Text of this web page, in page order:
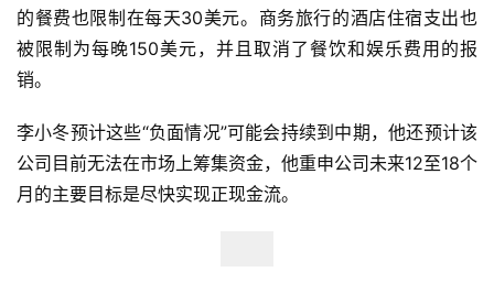
开
店
境
百
科
的餐费也限制在每天30美元。商务旅行的酒店住宿支出也
被限制为每晚150美元，并且取消了餐饮和娱乐费用的报
销。
李小冬预计这些“负面情况”可能会持续到中期，他还预计该
公司目前无法在市场上筹集资金，他重申公司未来12至18个
月的主要目标是尽快实现正现金流。